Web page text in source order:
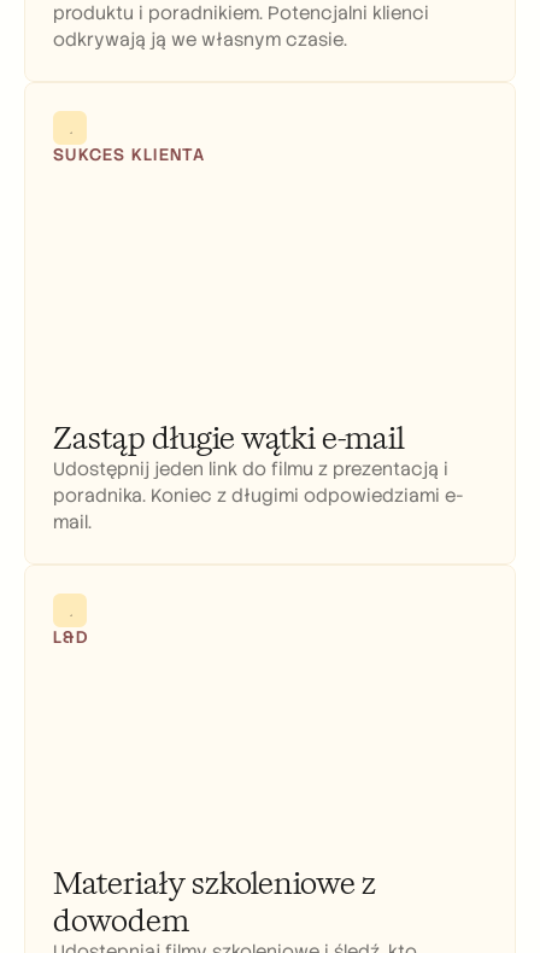
produktu i poradnikiem. Potencjalni klienci
odkrywają ją we własnym czasie.
SUKCES KLIENTA
Zastąp długie wątki e-mail
Udostępnij jeden link do filmu z prezentacją i
poradnika. Koniec z długimi odpowiedziami e-
mail.
L&D
Materiały szkoleniowe z
dowodem